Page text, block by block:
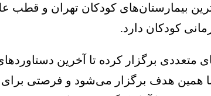
بیمارستان‌های کودکان تهران و
کودکان دارد.
برگزار کرده تا آخرین
همین هدف برگزار می‌شود و فرصتی برای